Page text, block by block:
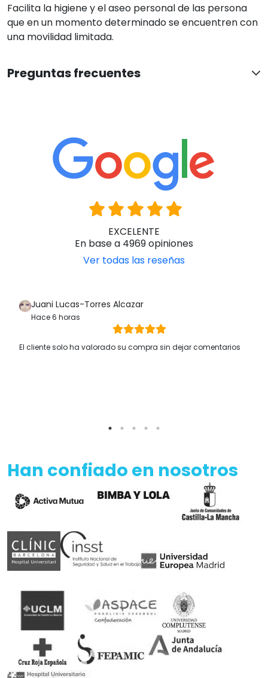
Facilita la higiene y el aseo personal de las persona
que en un momento determinado se encuentren con
una movilidad limitada.
Preguntas frecuentes
EXCELENTE
En base a 4969 opiniones
Ver todas las reseñas
Juani Lucas-Torres Alcazar
Hace 6 horas
El cliente solo ha valorado su compra sin dejar comentarios
Han confiado en nosotros